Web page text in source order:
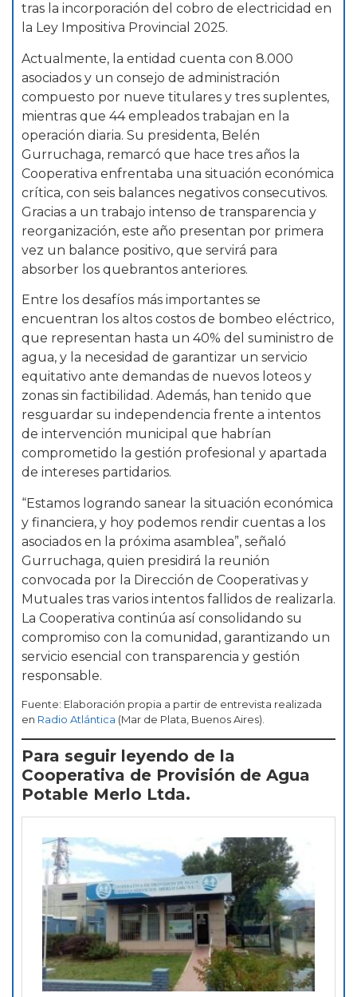
tras la incorporación del cobro de electricidad en
la Ley Impositiva Provincial 2025.
Actualmente, la entidad cuenta con 8.000
asociados y un consejo de administración
compuesto por nueve titulares y tres suplentes,
mientras que 44 empleados trabajan en la
operación diaria. Su presidenta, Belén
Gurruchaga, remarcó que hace tres años la
Cooperativa enfrentaba una situación económica
crítica, con seis balances negativos consecutivos.
Gracias a un trabajo intenso de transparencia y
reorganización, este año presentan por primera
vez un balance positivo, que servirá para
absorber los quebrantos anteriores.
Entre los desafíos más importantes se
encuentran los altos costos de bombeo eléctrico,
que representan hasta un 40% del suministro de
agua, y la necesidad de garantizar un servicio
equitativo ante demandas de nuevos loteos y
zonas sin factibilidad. Además, han tenido que
resguardar su independencia frente a intentos
de intervención municipal que habrían
comprometido la gestión profesional y apartada
de intereses partidarios.
“Estamos logrando sanear la situación económica
y financiera, y hoy podemos rendir cuentas a los
asociados en la próxima asamblea”, señaló
Gurruchaga, quien presidirá la reunión
convocada por la Dirección de Cooperativas y
Mutuales tras varios intentos fallidos de realizarla.
La Cooperativa continúa así consolidando su
compromiso con la comunidad, garantizando un
servicio esencial con transparencia y gestión
responsable.
Fuente: Elaboración propia a partir de entrevista realizada
en Radio Atlántica (Mar de Plata, Buenos Aires).
Para seguir leyendo de la
Cooperativa de Provisión de Agua
Potable Merlo Ltda.